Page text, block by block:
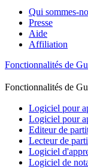
Qui sommes-
Presse
Aide
Affiliation
Fonctionnalités de
Fonctionnalités de
Logiciel pour
Logiciel pour
Editeur de
Lecteur de
Logiciel
Logiciel de